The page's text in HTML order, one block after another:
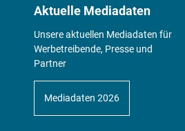
Aktuelle Mediadaten
Unsere aktuellen Mediadaten für
Werbetreibende, Presse und
Partner
Mediadaten 2026